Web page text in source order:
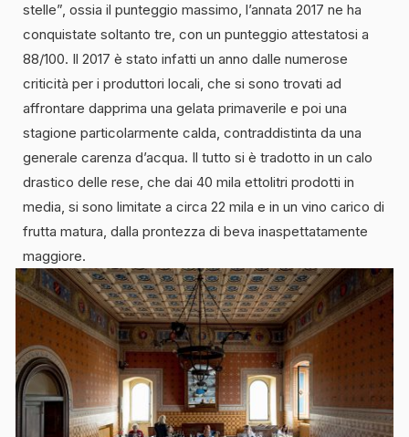
stelle”, ossia il punteggio massimo, l’annata 2017 ne ha
conquistate soltanto tre, con un punteggio attestatosi a
88/100. Il 2017 è stato infatti un anno dalle numerose
criticità per i produttori locali, che si sono trovati ad
affrontare dapprima una gelata primaverile e poi una
stagione particolarmente calda, contraddistinta da una
generale carenza d’acqua. Il tutto si è tradotto in un calo
drastico delle rese, che dai 40 mila ettolitri prodotti in
media, si sono limitate a circa 22 mila e in un vino carico di
frutta matura, dalla prontezza di beva inaspettatamente
maggiore.